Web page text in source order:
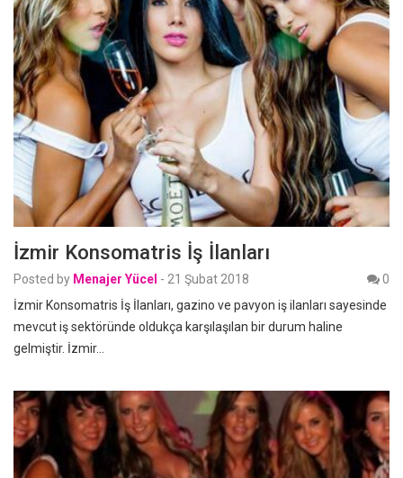
İzmir Konsomatris İş İlanları
Posted by Menajer Yücel - 21 Şubat 2018
0
İzmir Konsomatris İş İlanları, gazino ve pavyon iş ilanları sayesinde
mevcut iş sektöründe oldukça karşılaşılan bir durum haline
gelmiştir. İzmir…